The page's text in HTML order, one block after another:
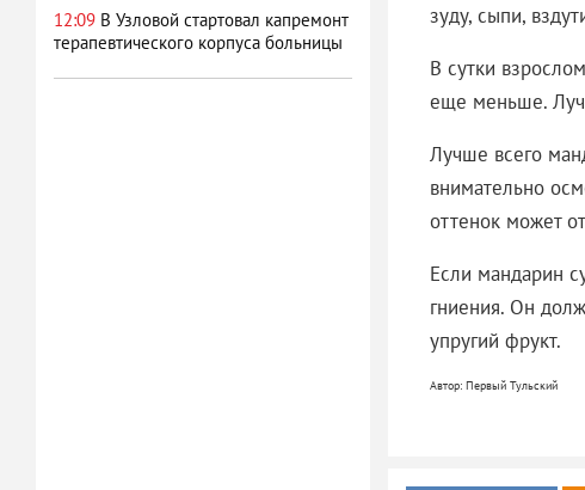
12:09 В Узловой стартовал капремонт
терапевтического корпуса больницы
зуду, сыпи,
В сутки
еще меньше.
Лучше всего
внимательно
оттенок может
Если мандарин
гниения. Он
упругий фрукт.
Автор: Первый Тульский